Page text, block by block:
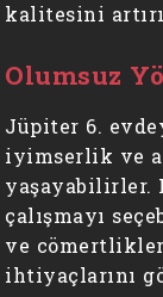
kalitesini
Olumsuz
Jüpiter 6.
iyimserlik ve
yaşayabilirler.
çalışmayı
ve
ihtiyaçlarını